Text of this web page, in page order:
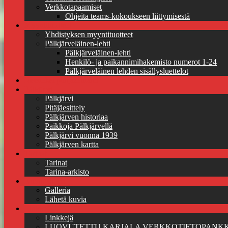
Verkkotapaamiset
Ohjeita teams-kokoukseen liittymisestä
Yhdistyksen myyntituotteet
Pälkjärveläinen-lehti
Pälkjärveläinen-lehti
Henkilö- ja paikannimihakemisto numerot 1-24
Pälkjärveläinen lehden sisällysluettelot
Pälkjärvi
Pitäjäesittely
Pälkjärven historiaa
Paikkoja Pälkjärvellä
Pälkjärvi vuonna 1939
Pälkjärven kartta
Tarinat
Tarina-arkisto
Galleria
Lähetä kuvia
Linkkejä